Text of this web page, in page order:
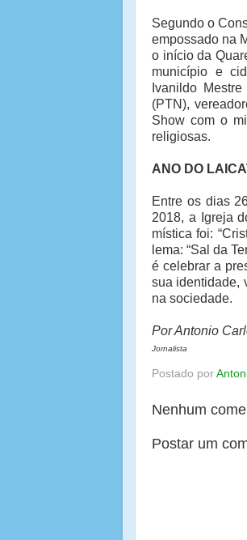
Segundo o
empossado na
o início da
município e
Ivanildo
(PTN),
Show com o
religiosas.
ANO DO
Entre os dias
2018, a Igreja
mística foi:
lema: “Sal da
é celebrar a
sua identidade,
na sociedade.
Por Antonio
Jornalista
Postado por
Nenhum
Postar um